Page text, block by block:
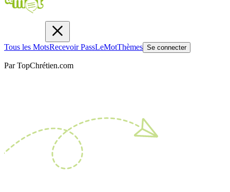
Tous les MotsRecevoir PassLeMotThèmes Se connecter
Par TopChrétien.com